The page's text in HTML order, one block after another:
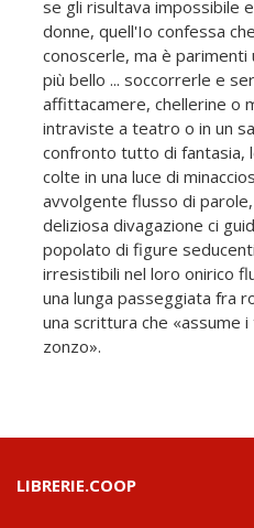
se gli risultava impossibile
donne, quell'Io confessa
conoscerle, ma è
più bello ... soccorrerle e
affittacamere, chellerine o
intraviste a teatro o in un
confronto tutto di fantasia,
colte in una luce di
avvolgente flusso di
deliziosa divagazione ci
popolato di figure
irresistibili nel loro onirico
una lunga passeggiata fra
una scrittura che «assume
zonzo».
LIBRERIE.COOP